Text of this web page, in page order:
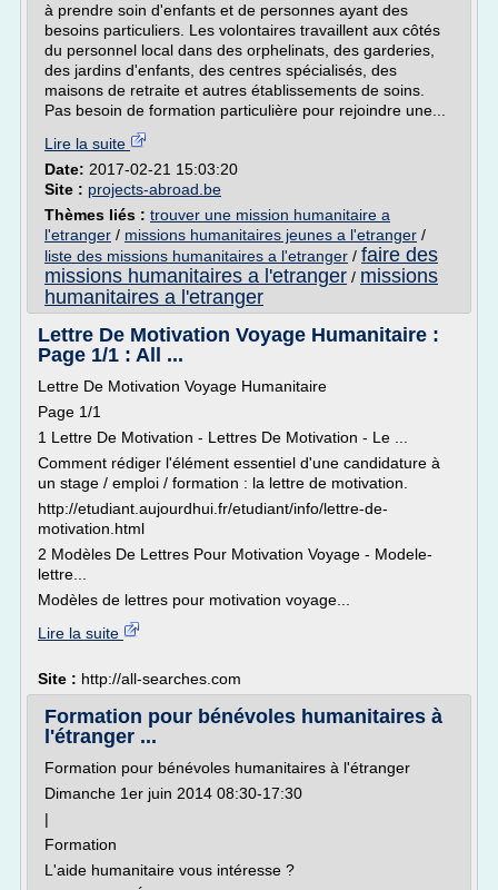
à prendre soin d'enfants et de personnes ayant des
besoins particuliers. Les volontaires travaillent aux côtés
du personnel local dans des orphelinats, des garderies,
des jardins d'enfants, des centres spécialisés, des
maisons de retraite et autres établissements de soins.
Pas besoin de formation particulière pour rejoindre une...
Lire la suite
Date: 2017-02-21 15:03:20
Site : projects-abroad.be
Thèmes liés : trouver une mission humanitaire a
l'etranger / missions humanitaires jeunes a l'etranger /
liste des missions humanitaires a l'etranger / faire des
missions humanitaires a l'etranger / missions
humanitaires a l'etranger
Lettre De Motivation Voyage Humanitaire :
Page 1/1 : All ...
Lettre De Motivation Voyage Humanitaire
Page 1/1
1 Lettre De Motivation - Lettres De Motivation - Le ...
Comment rédiger l'élément essentiel d'une candidature à
un stage / emploi / formation : la lettre de motivation.
http://etudiant.aujourdhui.fr/etudiant/info/lettre-de-
motivation.html
2 Modèles De Lettres Pour Motivation Voyage - Modele-
lettre...
Modèles de lettres pour motivation voyage...
Lire la suite
Site : http://all-searches.com
Formation pour bénévoles humanitaires à
l'étranger ...
Formation pour bénévoles humanitaires à l'étranger
Dimanche 1er juin 2014 08:30-17:30
|
Formation
L'aide humanitaire vous intéresse ?